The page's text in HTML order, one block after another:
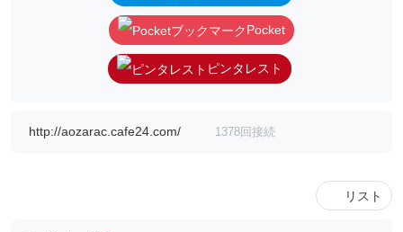
Pocket
ピンタレスト
http://aozarac.cafe24.com/ 1378回接続
リスト